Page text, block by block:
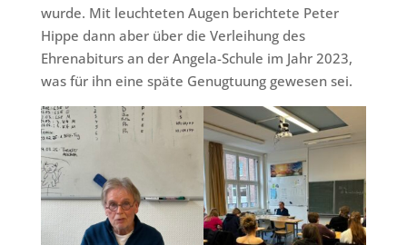
wurde. Mit leuchteten Augen berichtete Peter
Hippe dann aber über die Verleihung des
Ehrenabiturs an der Angela-Schule im Jahr 2023,
was für ihn eine späte Genugtuung gewesen sei.